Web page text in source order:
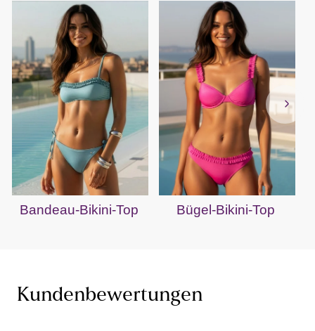
Bandeau-Bikini-Top Bügel-Bikini-Top
Kundenbewertungen